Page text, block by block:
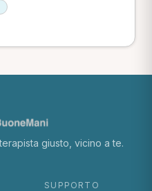
giusto, vicino a te.
SUPPORTO